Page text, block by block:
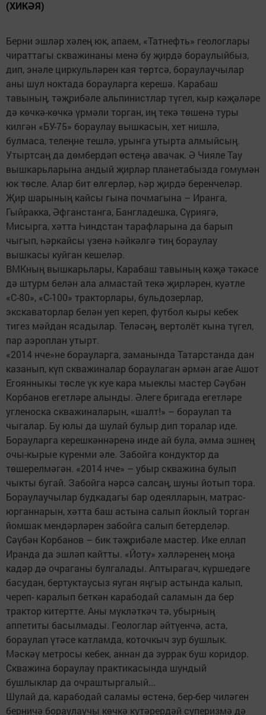
(ХИКӘЯ)
Берни эшләр хәлең юк, апаем, «Татнефть» геологлары
чираттагы скважинаны менә бу җирдә бораулыйбыз,
дип, энәле циркульләрен кая төртсә, бораулаучылар
аны шул ноктада борауларга керешә. Карабаш
тавының, тәҗрибәле альпинистлар түгел, кыр кәҗәләре
дә көчкә-көчкә үрмәли торган, иң текә төшенә туры
килгән «БУ-75» бораулау вышкасын, хет нишлә,
булмаса, телеңне тешлә, урынга утырта алмыйсың.
Утыртсаң да дөмбердәп өстеңә авачак. Ә Чияле Тау
вышкарьларына андый җирләр планетабызда гомумән
юк төсле. Алар бит өлгерләр, һәр җирдә беренчеләр.
Җир шарының кайсы гына почмагына – Иранга,
Гыйракка, Әфганстанга, Бангладешка, Сүриягә,
Мисырга, хәтта Һиндстан тарафларына да барып
чыгып, һәркайсы үзенә һәйкәлгә тиң бораулау
вышкасы куйган кешеләр.
ВМКның вышкарьлары, Карабаш тавының кәҗә тәкәсе
дә штурм белән ала алмастай текә җирләрен, куәтле
«С-80», «С-100» тракторлары, бульдозерлар,
экскаваторлар белән уеп кереп, футбол кыры кебек
тигез мәйдан ясадылар. Теләсәң, вертолёт кына түгел,
пар аэроплан утырт.
«2014 нче»не борауларга, заманында Татарстанда дан
казанып, күп скважиналар бораулаган әрмән агае Ашот
Егоянныкы төсле үк куе кара мыеклы мастер Сәүбән
Корбанов егетләре алынды. Әлеге бригада егетләре
угленоска скважиналарын, «шалт!» – бораулап та
чыгалар. Бу юлы да шулай булыр дип торалар иде.
Борауларга керешкәннәренә инде ай була, әмма эшнең
очы-кырые күренми әле. Забойга кондуктор да
төшерелмәгән. «2014 нче» – убыр скважина булып
чыкты бугай. Забойга нәрсә салсаң, шуны йотып тора.
Бораулаучылар будкадагы бар одеялларын, матрас-
юрганнарын, хәтта баш астына салып йоклый торган
йомшак мендәрләрен забойга салып бетерделәр.
Сәүбән Корбанов – бик тәҗрибәле мастер. Ике еллап
Иранда да эшләп кайтты. «Йоту» хәлләренең моңа
кадәр дә очраганы булгалады. Аптырагач, күршедәге
басудан, бертуктаусыз яуган яңгыр астында калып,
череп- каралып беткән карабодай саламын да бер
трактор китертте. Аны мүкләткәч тә, убырның
аппетиты басылмады. Геологлар әйтүенчә, аста,
бораулап үтәсе катламда, коточкыч зур бушлык.
Мәскәү метросы кебек, аннан да зуррак буш коридор.
Скважина бораулау практикасында шундый
бушлыклар да очраштыргалый...
Шулай да, карабодай саламы өстенә, бер-бер чиләген
берничә бораулаучы көчкә күтәрердәй суперизмә дә